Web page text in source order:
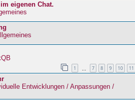
eigenen Chat.
1 7 8 9 10 11
Entwicklungen / Anpassungen /